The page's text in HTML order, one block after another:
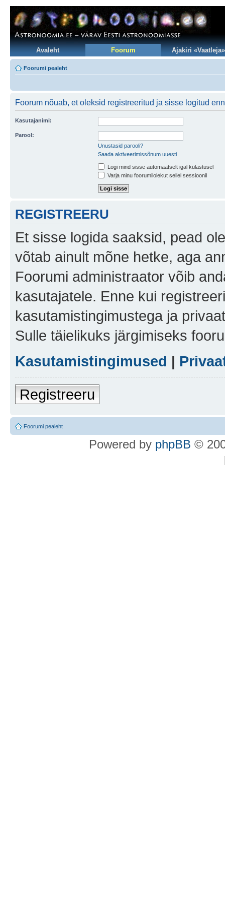
Avaleht Foorum Ajakiri «Vaatleja»
Foorumi pealeht
Foorum nõuab, et oleksid registreeritud ja sisse logitud
Kasutajanimi:
Parool:
Unustasid parooli?
Saada aktiveerimissõnum uuesti
Logi mind sisse automaatselt igal külastusel
Varja minu foorumilolekut sellel sessioonil
REGISTREERU
Et sisse logida saaksid, pead
võtab ainult mõne hetke, aga
Foorumi administraator võib
kasutajatele. Enne kui
kasutamistingimustega ja
Sulle täielikuks järgimiseks
Kasutamistingimused |
Registreeru
Foorumi pealeht
Powered by phpBB ©